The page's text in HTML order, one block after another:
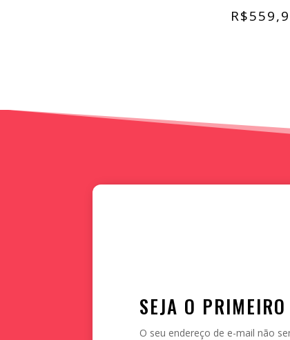
R$
SEJA O
O seu endereço de e-mail não